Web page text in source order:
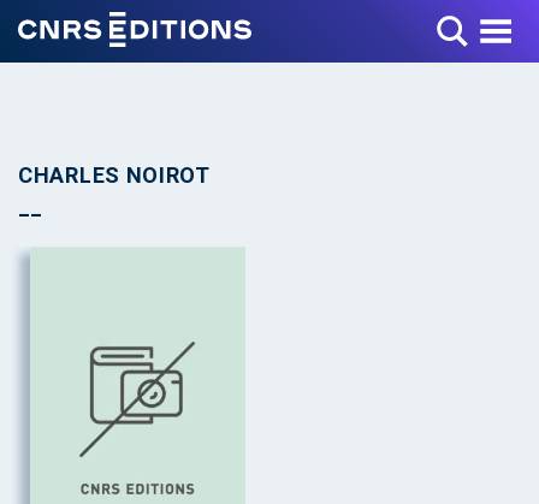
Toggle Menu
CHARLES NOIROT